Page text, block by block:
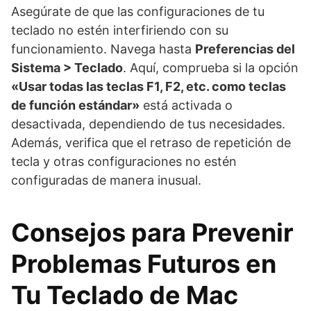
Asegúrate de que las configuraciones de tu
teclado no estén interfiriendo con su
funcionamiento. Navega hasta Preferencias del
Sistema > Teclado. Aquí, comprueba si la opción
«Usar todas las teclas F1, F2, etc. como teclas
de función estándar» está activada o
desactivada, dependiendo de tus necesidades.
Además, verifica que el retraso de repetición de
tecla y otras configuraciones no estén
configuradas de manera inusual.
Consejos para Prevenir
Problemas Futuros en
Tu Teclado de Mac